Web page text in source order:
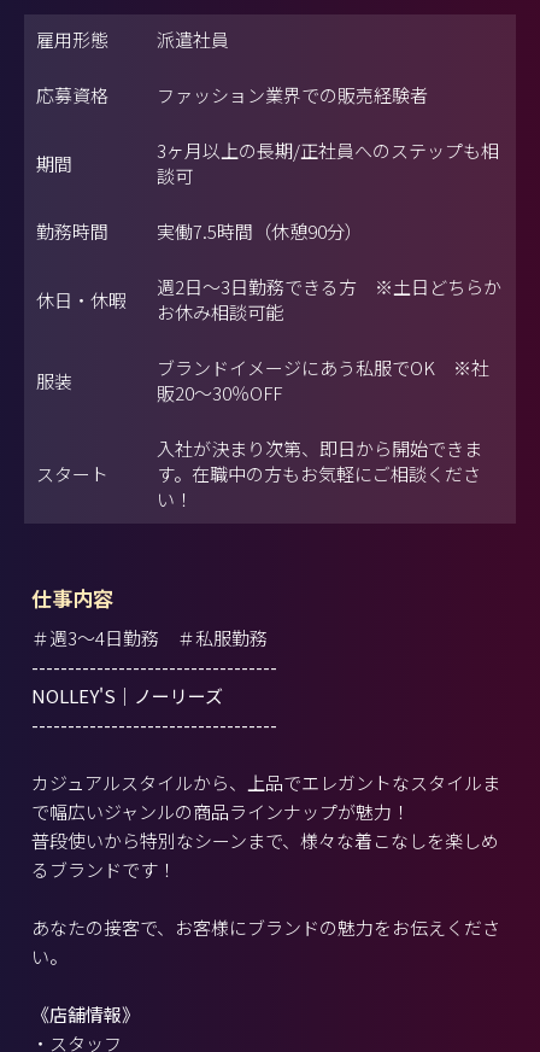
雇用形態 派遣社員
応募資格 ファッション業界での販売経験者
期間
3ヶ月以上の長期/正社員へのステップも相
談可
勤務時間 実働7.5時間（休憩90分）
休日・休暇
週2日～3日勤務できる方 ※土日どちらか
お休み相談可能
服装
ブランドイメージにあう私服でOK ※社
販20～30％OFF
スタート
入社が決まり次第、即日から開始できま
す。在職中の方もお気軽にご相談くださ
い！
仕事内容
＃週3～4日勤務 ＃私服勤務
----------------------------------
NOLLEY'S｜ノーリーズ
----------------------------------
カジュアルスタイルから、上品でエレガントなスタイルま
で幅広いジャンルの商品ラインナップが魅力！
普段使いから特別なシーンまで、様々な着こなしを楽しめ
るブランドです！
あなたの接客で、お客様にブランドの魅力をお伝えくださ
い。
《店舗情報》
・スタッフ